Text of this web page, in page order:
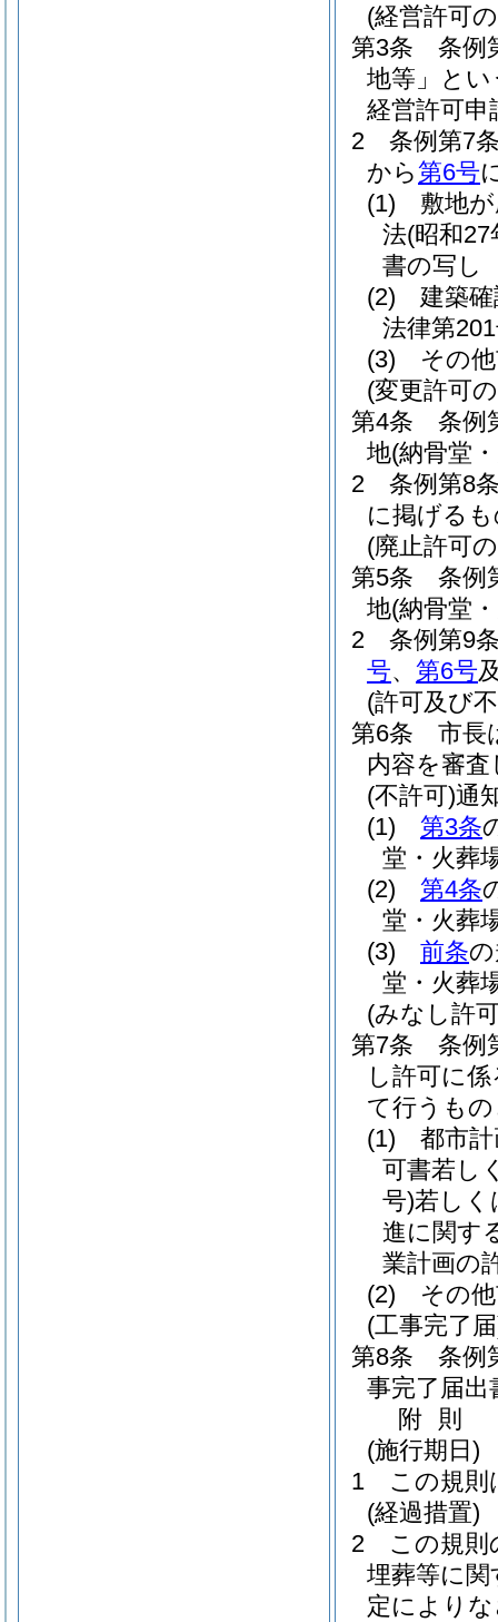
(経営許可
第3条
条例
地等」とい
経営許可申
2
条例第7
から第6号
(1)
敷地
法(昭和27
書の写し
(2)
建築
法律第
(3)
その
(変更許可
第4条
条例
地(納骨堂
2
条例第8
に掲げる
(廃止許可
第5条
条例
地(納骨堂
2
条例第9
号、 第6号
(許可及び
第6条
市長
内容を審
(不許可)通
(1)
第3条
堂・火葬
(2)
第4条
堂・火葬
(3)
前条
堂・火葬
(みなし許
第7条
条例
し許可に
て行うも
(1)
都市
可書若し
号)若しく
進に関す
業計画の
(2)
その
(工事完了
第8条
条例
事完了届出
附 則
(施行期日)
1
この規則
(経過措置)
2
この規則
埋葬等に関
定により